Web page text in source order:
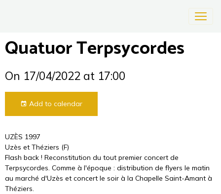
Quatuor Terpsycordes
On 17/04/2022 at 17:00
Add to calendar
UZÈS 1997
Uzès et Théziers (F)
Flash back ! Reconstitution du tout premier concert de
Terpsycordes. Comme à l'époque : distribution de flyers le matin
au marché d'Uzès et concert le soir à la Chapelle Saint-Amant à
Théziers.